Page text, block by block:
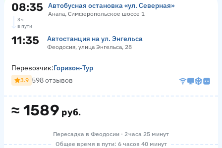
08:35 Автобусная остановка «ул. Северная»
Анапа, Симферопольское шоссе 1
3 ч
в пути
11:35 Автостанция на ул. Энгельса
Феодосия, улица Энгельса, 28
≈ 1589 руб.
Перевозчик:Горизон-Тур
3.9 598 отзывов
Пересадка в Феодосии · 2 часа 25 минут
Общее время в пути: 6 часов 40 минут